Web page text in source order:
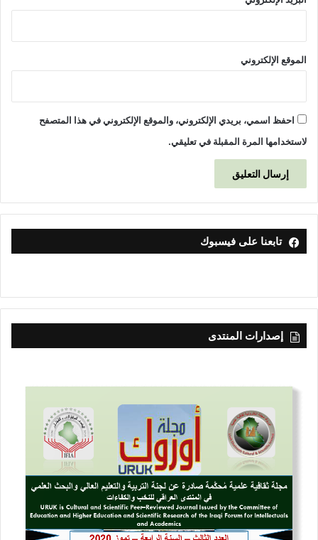
الموقع الإلكتروني
احفظ اسمي، بريدي الإلكتروني، والموقع الإلكتروني في هذا المتصفح
لاستخدامها المرة المقبلة في تعليقي.
تابعنا على فيسبوك
إصدارات المنتدى